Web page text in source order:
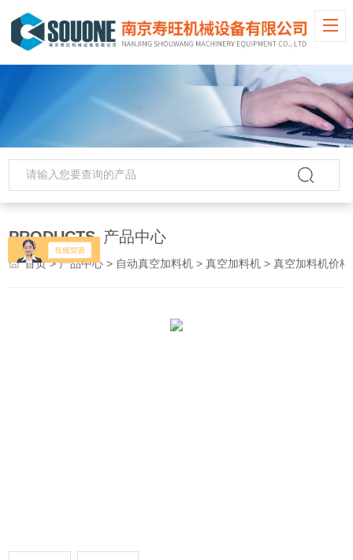
PRODUCTS 产品中心
首页>产品中心 > 自动真空加料机 >真空加料机 > 真空加料机价格